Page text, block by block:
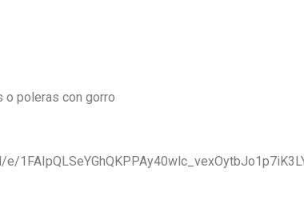
o poleras con gorro